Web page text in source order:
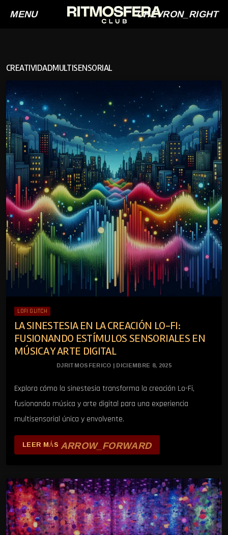
MENU CHEVRON_RIGHT
CREATIVIDADMULTISENSORIAL
LOFI GLITCH
LA SINESTESIA EN LA CREACIÓN LO-FI:
FUSIONANDO ESTÍMULOS SENSORIALES EN
MÚSICA Y ARTE DIGITAL
DJRITMOSFERICO | DICIEMBRE 8, 2025
Explora cómo la sinestesia transforma la creación Lo-Fi,
fusionando música y arte digital para una experiencia
multisensorial única y envolvente.
LEER MÁS ARROW_FORWARD